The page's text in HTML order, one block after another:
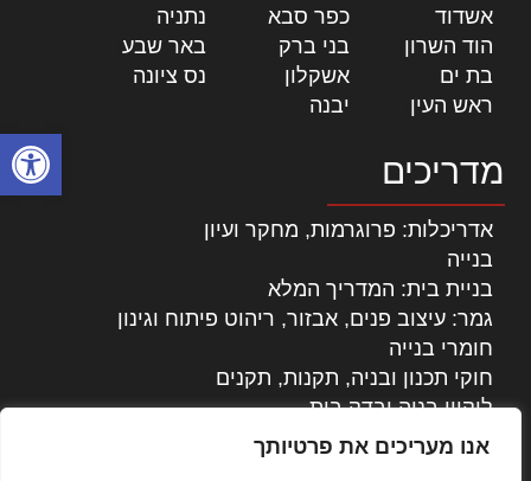
פתח
אנו מעריכים את פרטיותך
אשדוד
כפר סבא נתניה
הוד השרון
בני ברק באר שבע
בת ים
אשקלון נס ציונה
ראש העין
יבנה
מדריכים
אדריכלות: פרוגרמות, מחקר ועיון
בנייה
בניית בית: המדריך המלא
גמר: עיצוב פנים, אבזור, ריהוט פיתוח וגינון
חומרי בנייה
חוקי תכנון ובניה, תקנות, תקנים
ליקויי בניה ובדק בית
נדל"ן: זכויות, אגרות ועסקאות